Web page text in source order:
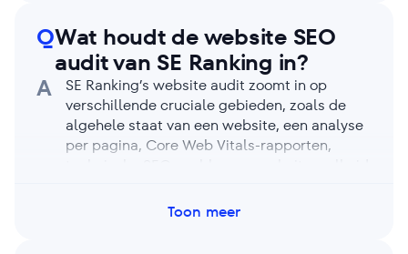
QWat houdt de website SEO
audit van SE Ranking in?
A
SE Ranking’s website audit zoomt in op
verschillende cruciale gebieden, zoals de
algehele staat van een website, een analyse
per pagina, Core Web Vitals-rapporten,
crawlability (en indexeerbaarheid), HTTP-
Toon meer